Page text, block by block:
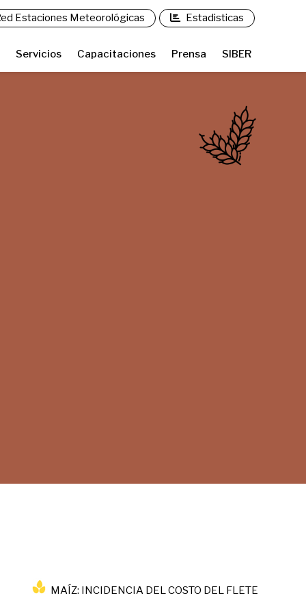
Servicios Capacitaciones Prensa SIBER
Estaciones Meteorológicas Estadisticas
MAÍZ: INCIDENCIA DEL COSTO DEL FLETE